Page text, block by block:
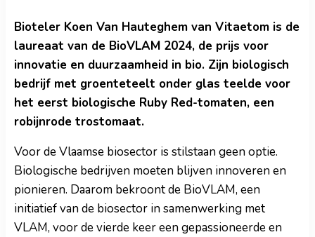
Bioteler Koen Van Hauteghem van Vitaetom is de
laureaat van de BioVLAM 2024, de prijs voor
innovatie en duurzaamheid in bio. Zijn biologisch
bedrijf met groenteteelt onder glas teelde voor
het eerst biologische Ruby Red-tomaten, een
robijnrode trostomaat.
Voor de Vlaamse biosector is stilstaan geen optie.
Biologische bedrijven moeten blijven innoveren en
pionieren. Daarom bekroont de BioVLAM, een
initiatief van de biosector in samenwerking met
VLAM, voor de vierde keer een gepassioneerde en